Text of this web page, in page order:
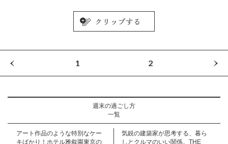
1 2
週末の過ごし方
一覧
アート作品のような特別なケー
キばかり！ホテル雅叙園東京の
気鋭の建築家が思考する、暮ら
しとクルマのいい関係。THE